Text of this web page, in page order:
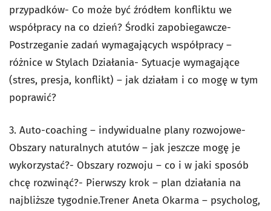
przypadków- Co może być źródłem konfliktu we
współpracy na co dzień? Środki zapobiegawcze-
Postrzeganie zadań wymagających współpracy –
różnice w Stylach Działania- Sytuacje wymagające
(stres, presja, konflikt) – jak działam i co mogę w tym
poprawić?
3. Auto-coaching – indywidualne plany rozwojowe-
Obszary naturalnych atutów – jak jeszcze mogę je
wykorzystać?- Obszary rozwoju – co i w jaki sposób
chcę rozwinąć?- Pierwszy krok – plan działania na
najbliższe tygodnie.Trener Aneta Okarma – psycholog,